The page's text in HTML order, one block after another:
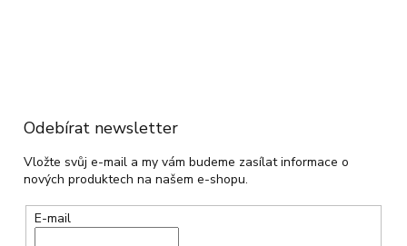
Odebírat newsletter
Vložte svůj e-mail a my vám budeme zasílat informace o
nových produktech na našem e-shopu.
E-mail